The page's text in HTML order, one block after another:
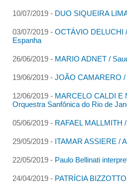
10/07/2019 - DUO SIQUEIRA
03/07/2019 - OCTÁVIO DELUCHI
Espanha
26/06/2019 - MARIO ADNET /
19/06/2019 - JOÃO CAMARERO /
12/06/2019 - MARCELO CALDI E
Orquestra Sanfônica do Rio de
05/06/2019 - RAFAEL MALLMITH
29/05/2019 - ITAMAR ASSIERE /
22/05/2019 - Paulo Bellinati
24/04/2019 - PATRÍCIA